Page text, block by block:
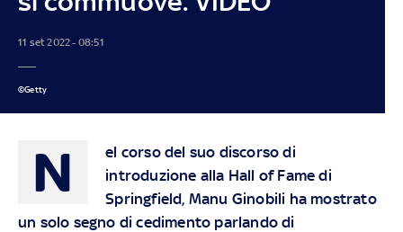
11 set 2022 - 08:51
©Getty
N
el corso del suo discorso di
introduzione alla Hall of Fame di
Springfield, Manu Ginobili ha mostrato
un solo segno di cedimento parlando di